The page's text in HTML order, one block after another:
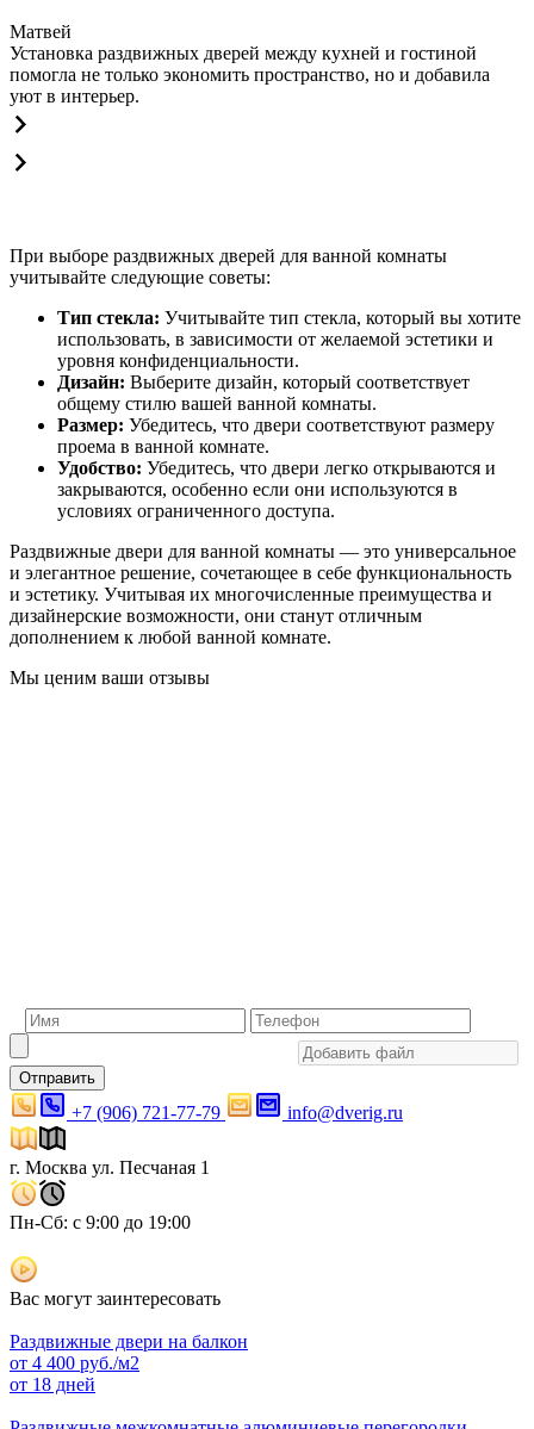
Матвей
Установка раздвижных дверей между кухней и гостиной
помогла не только экономить пространство, но и добавила
уют в интерьер.
При выборе раздвижных дверей для ванной комнаты
учитывайте следующие советы:
Тип стекла: Учитывайте тип стекла, который вы хотите
использовать, в зависимости от желаемой эстетики и
уровня конфиденциальности.
Дизайн: Выберите дизайн, который соответствует
общему стилю вашей ванной комнаты.
Размер: Убедитесь, что двери соответствуют размеру
проема в ванной комнате.
Удобство: Убедитесь, что двери легко открываются и
закрываются, особенно если они используются в
условиях ограниченного доступа.
Раздвижные двери для ванной комнаты — это универсальное
и элегантное решение, сочетающее в себе функциональность
и эстетику. Учитывая их многочисленные преимущества и
дизайнерские возможности, они станут отличным
дополнением к любой ванной комнате.
Мы ценим ваши отзывы
Отправить
+7 (906) 721-77-79 info@dverig.ru
г. Москва ул. Песчаная 1
Пн-Сб: с 9:00 до 19:00
Вас могут заинтересовать
Раздвижные двери на балкон
от 4 400 руб./м2
от 18 дней